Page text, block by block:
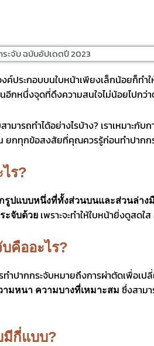
ะจับ ฉบับอัปเดตปี 2023
งค์ประกอบบนใบหน้าเพียงเล็กน้อยก็ท
นอีกหนึ่งจุดที่ดึงความสนใจไม่น้อยไปกว่
ามารถทำได้อย่างไรบ้าง? เราเหมาะ
ยกทุกข้อสงสัยที่คุณควรรู้ก่อนทำปากก
ร?
รูปแบบหนึ่งที่ทั้งส่วนบนและส่วนล่าง
ะจับด้วย เพราะจะทำให้ใบหน้ายิ่งดูสด
คืออะไร?
ทำปากกระจับหมายถึงการผ่าตัดเพื่อ
มหนา ความบางที่เหมาะสม ซึ่งสาม
มีกี่แบบ?